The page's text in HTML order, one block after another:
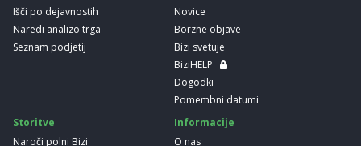
Išči po dejavnostih
Naredi analizo trga
Seznam podjetij
Novice
Borzne objave
Bizi svetuje
BiziHELP
Dogodki
Pomembni datumi
Storitve
Naroči polni Bizi
Informacije
O nas